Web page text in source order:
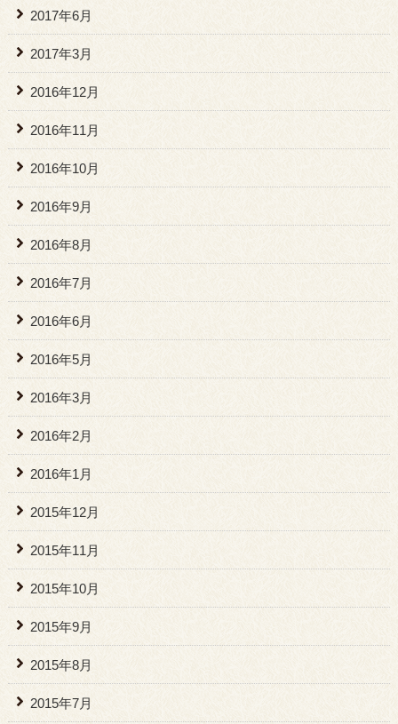
2017年6月
2017年3月
2016年12月
2016年11月
2016年10月
2016年9月
2016年8月
2016年7月
2016年6月
2016年5月
2016年3月
2016年2月
2016年1月
2015年12月
2015年11月
2015年10月
2015年9月
2015年8月
2015年7月